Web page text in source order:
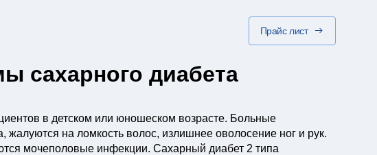
Прайс лист
сахарного диабета
в детском или юношеском возрасте. Больные
на ломкость волос, излишнее оволосение ног и рук.
мочеполовые инфекции. Сахарный диабет 2 типа